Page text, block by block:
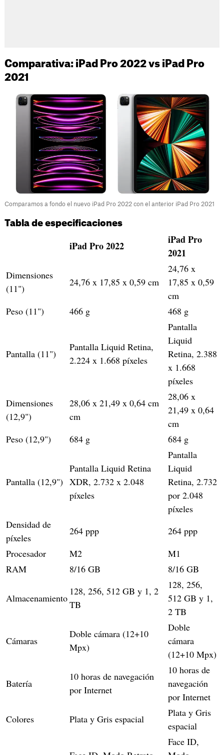
Comparativa: iPad Pro 2022 vs iPad Pro
2021
Comparamos a fondo el nuevo iPad Pro 2022 con el anterior iPad Pro 2021
Tabla de especificaciones
iPad Pro 2022
iPad Pro
2021
Dimensiones
(11")
24,76 x 17,85 x 0,59 cm
24,76 x
17,85 x 0,59
cm
Peso (11")
466 g 468 g
Pantalla (11")
Pantalla Liquid Retina,
2.224 x 1.668 píxeles
Pantalla
Liquid
Retina, 2.388
x 1.668
píxeles
Dimensiones
(12,9")
28,06 x 21,49 x 0,64 cm
cm
28,06 x
21,49 x 0,64
cm
Peso (12,9")
684 g 684 g
Pantalla (12,9")
Pantalla Liquid Retina
XDR, 2.732 x 2.048
píxeles
Pantalla
Liquid
Retina, 2.732
por 2.048
píxeles
Densidad de
píxeles
264 ppp
264 ppp
Procesador
M2
M1
RAM
8/16 GB 8/16 GB
Almacenamiento
128, 256, 512 GB y 1, 2
TB
128, 256,
512 GB y 1,
2 TB
Cámaras
Doble cámara (12+10
Mpx)
Doble
cámara
(12+10 Mpx)
Batería
10 horas de navegación
por Internet
10 horas de
navegación
por Internet
Colores
Plata y Gris espacial
Plata y Gris
espacial
Face ID,